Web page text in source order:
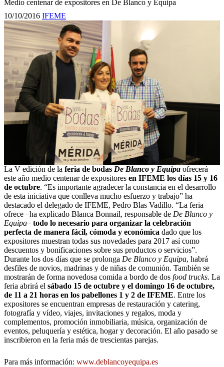
Medio centenar de expositores en De Blanco y Equipa
10/10/2016 IFEME
La V edición de la feria de bodas De Blanco y Equipa ofrecerá
este año medio centenar de expositores en IFEME los días 15 y 16
de octubre. “Es importante agradecer la constancia en el desarrollo
de esta iniciativa que conlleva mucho esfuerzo y trabajo” ha
destacado el delegado de IFEME, Pedro Blas Vadillo. “La feria
ofrece –ha explicado Blanca Bonnail, responsable de De Blanco y
Equipa– todo lo necesario para organizar la celebración
perfecta de manera fácil, cómoda y económica dado que los
expositores muestran todas sus novedades para 2017 así como
descuentos y bonificaciones sobre sus productos o servicios”.
Durante los dos días que se prolonga De Blanco y Equipa, habrá
desfiles de novios, madrinas y de niñas de comunión. También se
mostrarán de forma novedosa comida a bordo de dos food trucks. La
feria abrirá el sábado 15 de octubre y el domingo 16 de octubre,
de 11 a 21 horas en los pabellones 1 y 2 de IFEME. Entre los
expositores se encuentran empresas de restauración y catering,
fotografía y vídeo, viajes, invitaciones y regalos, moda y
complementos, promoción inmobiliaria, música, organización de
eventos, peluquería y estética, hogar y decoración. El año pasado se
inscribieron en la feria más de trescientas parejas.
Para más información: www.deblancoyequipa.es